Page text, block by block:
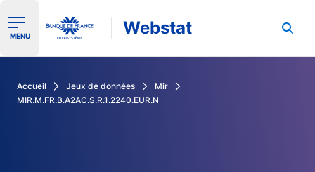
Ouvrir le menu de navigation
MENU Webstat
Accueil Jeux de données
Mir
MIR.M.FR.B.A2AC.S.R.1.2240.EUR.N